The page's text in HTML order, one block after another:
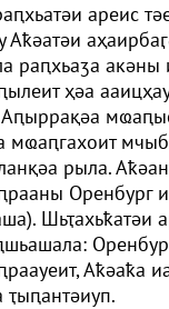
ареис
Аҟәатәи
раԥхьаӡа акәны
ҳәа
Аԥыррақәа
мҩаԥгахоит
рыла.
Оренбург
Шьҭахьҟатәи
Аҟәаҟа